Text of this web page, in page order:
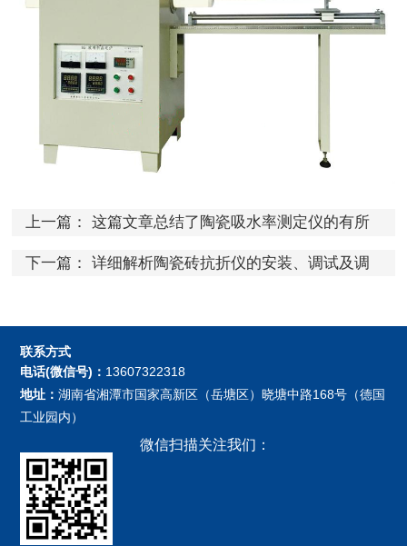
上一篇： 这篇文章总结了陶瓷吸水率测定仪的有所
下一篇： 详细解析陶瓷砖抗折仪的安装、调试及调
联系方式
电话(微信号)： 13607322318
地址：湖南省湘潭市国家高新区（岳塘区）晓塘中路168号（德国
工业园内）
微信扫描关注我们：